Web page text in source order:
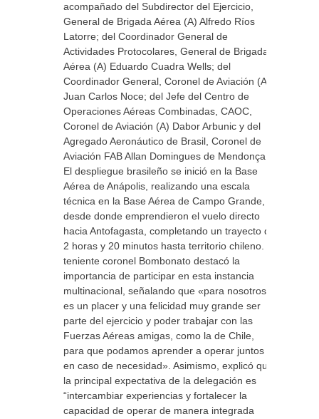
acompañado del Subdirector del Ejercicio,
General de Brigada Aérea (A) Alfredo Ríos
Latorre; del Coordinador General de
Actividades Protocolares, General de Brigada
Aérea (A) Eduardo Cuadra Wells; del
Coordinador General, Coronel de Aviación (A)
Juan Carlos Noce; del Jefe del Centro de
Operaciones Aéreas Combinadas, CAOC,
Coronel de Aviación (A) Dabor Arbunic y del
Agregado Aeronáutico de Brasil, Coronel de
Aviación FAB Allan Domingues de Mendonça.
El despliegue brasileño se inició en la Base
Aérea de Anápolis, realizando una escala
técnica en la Base Aérea de Campo Grande,
desde donde emprendieron el vuelo directo
hacia Antofagasta, completando un trayecto de
2 horas y 20 minutos hasta territorio chileno. El
teniente coronel Bombonato destacó la
importancia de participar en esta instancia
multinacional, señalando que «para nosotros
es un placer y una felicidad muy grande ser
parte del ejercicio y poder trabajar con las
Fuerzas Aéreas amigas, como la de Chile,
para que podamos aprender a operar juntos
en caso de necesidad». Asimismo, explicó que
la principal expectativa de la delegación es
“intercambiar experiencias y fortalecer la
capacidad de operar de manera integrada